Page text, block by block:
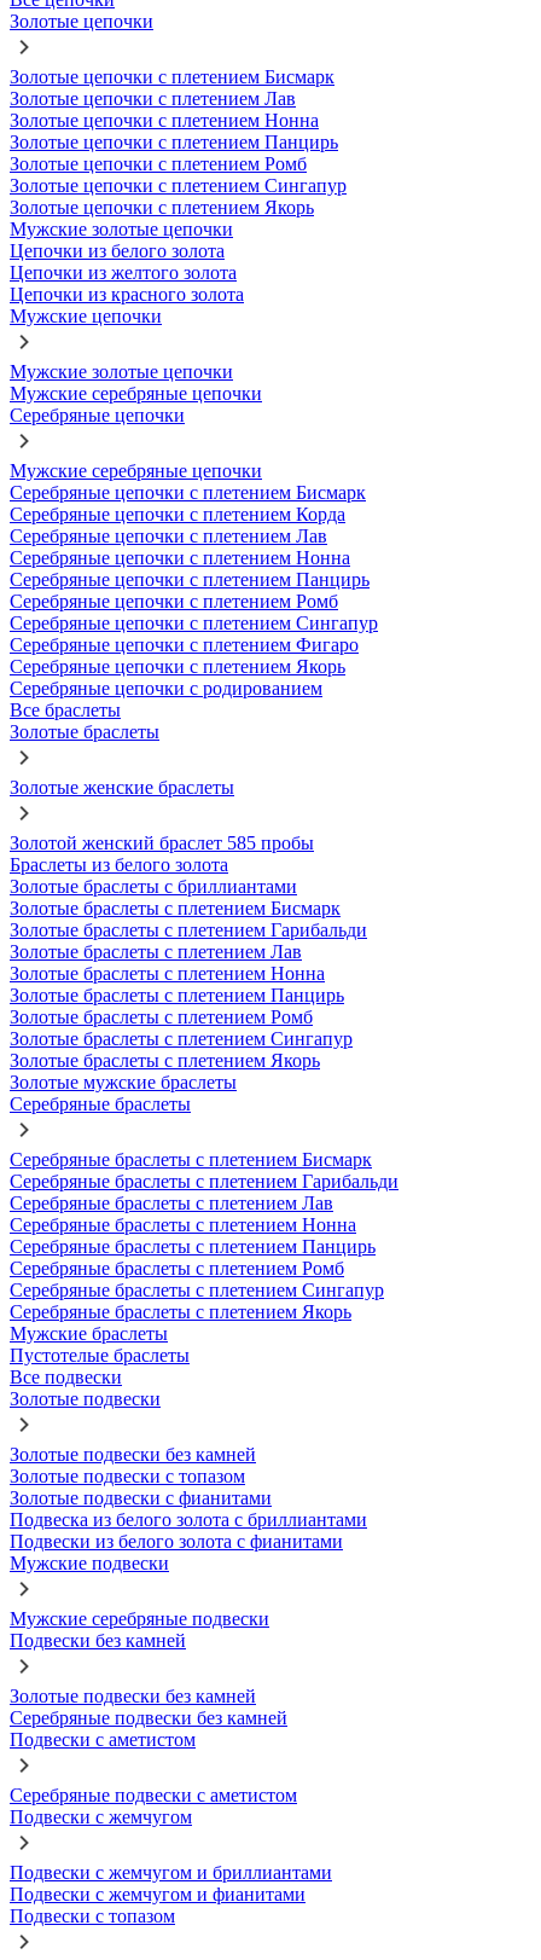
Золотые цепочки
Золотые цепочки с плетением Бисмарк
Золотые цепочки с плетением Лав
Золотые цепочки с плетением Нонна
Золотые цепочки с плетением Панцирь
Золотые цепочки с плетением Ромб
Золотые цепочки с плетением Сингапур
Золотые цепочки с плетением Якорь
Мужские золотые цепочки
Цепочки из белого золота
Цепочки из желтого золота
Цепочки из красного золота
Мужские цепочки
Мужские золотые цепочки
Мужские серебряные цепочки
Серебряные цепочки
Мужские серебряные цепочки
Серебряные цепочки с плетением Бисмарк
Серебряные цепочки с плетением Корда
Серебряные цепочки с плетением Лав
Серебряные цепочки с плетением Нонна
Серебряные цепочки с плетением Панцирь
Серебряные цепочки с плетением Ромб
Серебряные цепочки с плетением Сингапур
Серебряные цепочки с плетением Фигаро
Серебряные цепочки с плетением Якорь
Серебряные цепочки с родированием
Все браслеты
Золотые браслеты
Золотые женские браслеты
Золотой женский браслет 585 пробы
Браслеты из белого золота
Золотые браслеты с бриллиантами
Золотые браслеты с плетением Бисмарк
Золотые браслеты с плетением Гарибальди
Золотые браслеты с плетением Лав
Золотые браслеты с плетением Нонна
Золотые браслеты с плетением Панцирь
Золотые браслеты с плетением Ромб
Золотые браслеты с плетением Сингапур
Золотые браслеты с плетением Якорь
Золотые мужские браслеты
Серебряные браслеты
Серебряные браслеты с плетением Бисмарк
Серебряные браслеты с плетением Гарибальди
Серебряные браслеты с плетением Лав
Серебряные браслеты с плетением Нонна
Серебряные браслеты с плетением Панцирь
Серебряные браслеты с плетением Ромб
Серебряные браслеты с плетением Сингапур
Серебряные браслеты с плетением Якорь
Мужские браслеты
Пустотелые браслеты
Все подвески
Золотые подвески
Золотые подвески без камней
Золотые подвески с топазом
Золотые подвески с фианитами
Подвеска из белого золота с бриллиантами
Подвески из белого золота с фианитами
Мужские подвески
Мужские серебряные подвески
Подвески без камней
Золотые подвески без камней
Серебряные подвески без камней
Подвески с аметистом
Серебряные подвески с аметистом
Подвески с жемчугом
Подвески с жемчугом и бриллиантами
Подвески с жемчугом и фианитами
Подвески с топазом